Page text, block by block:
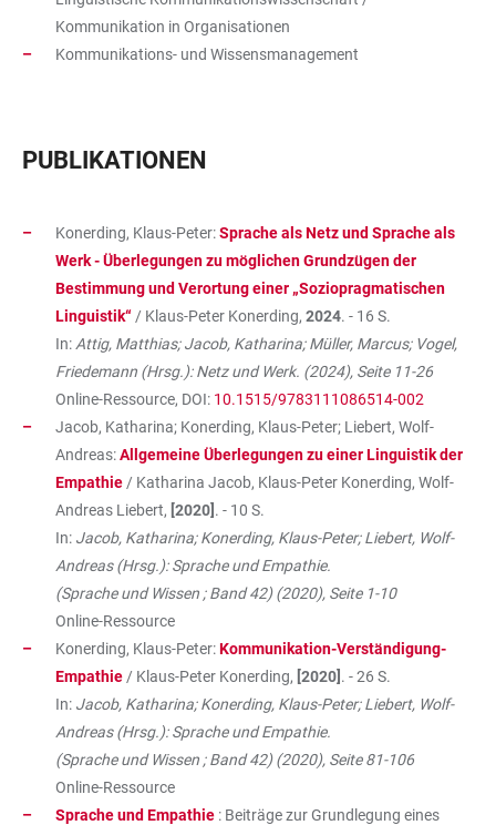
Kommunikation in Organisationen
Kommunikations- und Wissensmanagement
PUBLIKATIONEN
Konerding, Klaus-Peter:Sprache als Netz und Sprache als
Werk - Überlegungen zu möglichen Grundzügen der
Bestimmung und Verortung einer „Soziopragmatischen
Linguistik“ / Klaus-Peter Konerding, 2024. - 16 S.
In: Attig, Matthias; Jacob, Katharina; Müller, Marcus; Vogel,
Friedemann (Hrsg.): Netz und Werk. (2024), Seite 11-26
Online-Ressource, DOI: 10.1515/9783111086514-002
Jacob, Katharina; Konerding, Klaus-Peter; Liebert, Wolf-
Andreas:Allgemeine Überlegungen zu einer Linguistik der
Empathie / Katharina Jacob, Klaus-Peter Konerding, Wolf-
Andreas Liebert, [2020] . - 10 S.
In: Jacob, Katharina; Konerding, Klaus-Peter; Liebert, Wolf-
Andreas (Hrsg.): Sprache und Empathie.
(Sprache und Wissen ; Band 42) (2020), Seite 1-10
Online-Ressource
Konerding, Klaus-Peter:Kommunikation-Verständigung-
Empathie / Klaus-Peter Konerding, [2020] . - 26 S.
In: Jacob, Katharina; Konerding, Klaus-Peter; Liebert, Wolf-
Andreas (Hrsg.): Sprache und Empathie.
(Sprache und Wissen ; Band 42) (2020), Seite 81-106
Online-Ressource
Sprache und Empathie : Beiträge zur Grundlegung eines